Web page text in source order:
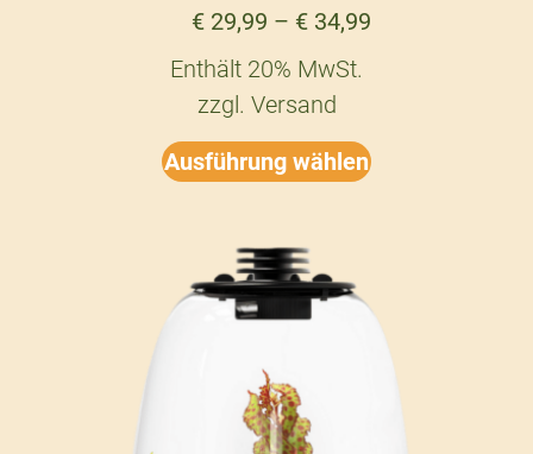
€ 29,99 – € 34,99
Enthält 20% MwSt.
zzgl. Versand
Ausführung wählen